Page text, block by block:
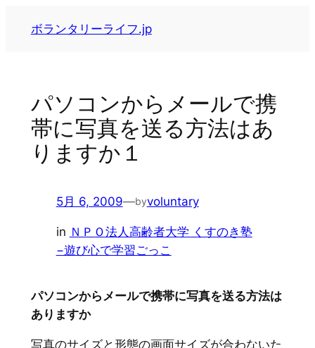
ボランタリーライフ.jp
パソコンからメールで携
帯に写真を送る方法はあ
りますか１
5月 6, 2009—byvoluntary
in ＮＰＯ法人高齢者大学 くすのき塾
−遊び心で学習ごっこ
パソコンからメールで携帯に写真を送る方法は
ありますか
写真のサイズと形態の画面サイズが合わないた